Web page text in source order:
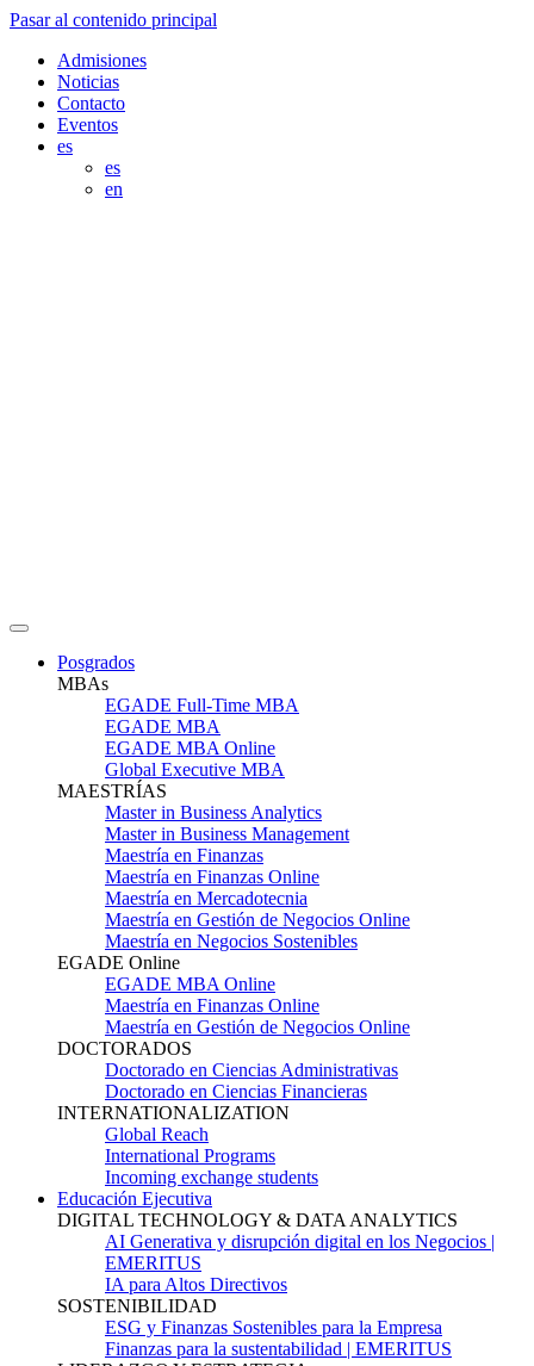
Pasar al contenido principal
Admisiones
Noticias
Contacto
Eventos
es
es
en
Posgrados
MBAs
EGADE Full-Time MBA
EGADE MBA
EGADE MBA Online
Global Executive MBA
MAESTRÍAS
Master in Business Analytics
Master in Business Management
Maestría en Finanzas
Maestría en Finanzas Online
Maestría en Mercadotecnia
Maestría en Gestión de Negocios Online
Maestría en Negocios Sostenibles
EGADE Online
EGADE MBA Online
Maestría en Finanzas Online
Maestría en Gestión de Negocios Online
DOCTORADOS
Doctorado en Ciencias Administrativas
Doctorado en Ciencias Financieras
INTERNATIONALIZATION
Global Reach
International Programs
Incoming exchange students
Educación Ejecutiva
DIGITAL TECHNOLOGY & DATA ANALYTICS
AI Generativa y disrupción digital en los Negocios |
EMERITUS
IA para Altos Directivos
SOSTENIBILIDAD
ESG y Finanzas Sostenibles para la Empresa
Finanzas para la sustentabilidad | EMERITUS